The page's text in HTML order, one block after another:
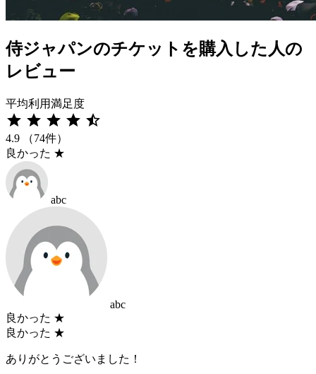
侍ジャパンのチケットを購入した人の
レビュー
平均利用満足度
star star star star star_half
4.9
（74件）
良かった ★
abc
abc
良かった ★
良かった ★
ありがとうございました！